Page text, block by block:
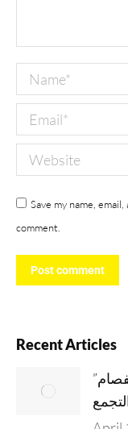
Name *
Email *
Website
Save my name,
comment.
Post comment
Recent Articles